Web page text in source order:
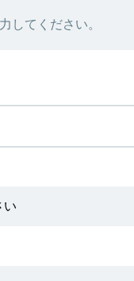
してください。